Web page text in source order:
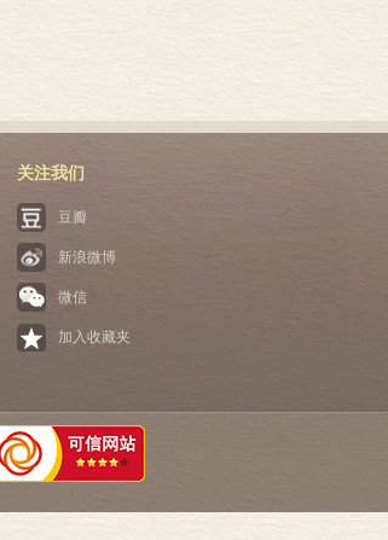
关注我们
豆瓣
新浪微博
微信
加入收藏夹